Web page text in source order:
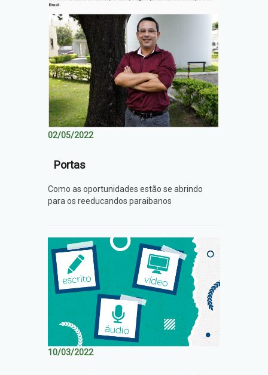
02/05/2022
Portas
Como as oportunidades estão se abrindo
para os reeducandos paraibanos
10/03/2022